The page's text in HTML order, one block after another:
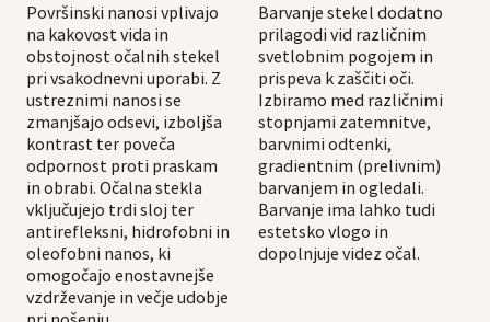
Površinski nanosi vplivajo
na kakovost vida in
obstojnost očalnih stekel
pri vsakodnevni uporabi. Z
ustreznimi nanosi se
zmanjšajo odsevi, izboljša
kontrast ter poveča
odpornost proti praskam
in obrabi. Očalna stekla
vključujejo trdi sloj ter
antirefleksni, hidrofobni in
oleofobni nanos, ki
omogočajo enostavnejše
vzdrževanje in večje udobje
Barvanje stekel dodatno
prilagodi vid različnim
svetlobnim pogojem in
prispeva k zaščiti oči.
Izbiramo med različnimi
stopnjami zatemnitve,
barvnimi odtenki,
gradientnim (prelivnim)
barvanjem in ogledali.
Barvanje ima lahko tudi
estetsko vlogo in
dopolnjuje videz očal.